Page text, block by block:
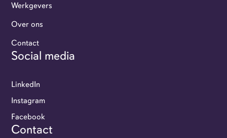
Werkgevers
Flexi-jobbers
Over ons
Contact
Werkgevers
Over ons
Contact
Social media
LinkedIn
Instagram
Facebook
Contact